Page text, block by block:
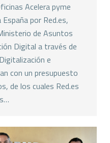
Acelera pyme
por Red.es,
de Asuntos
Digital a través de
e
con un presupuesto
de los cuales Red.es